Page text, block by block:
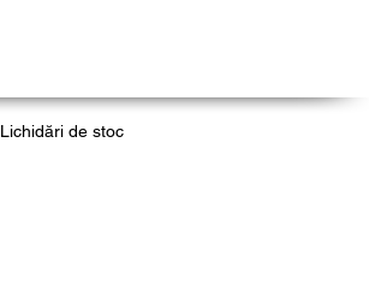
Lichidări de stoc